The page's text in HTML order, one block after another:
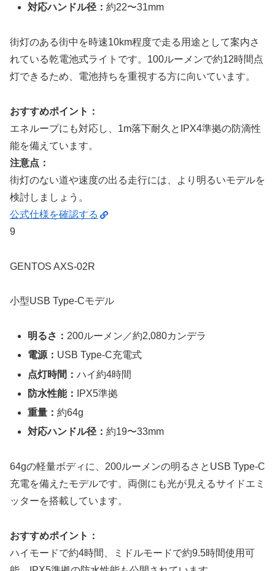
対応ハンドル径：約22〜31mm
街灯のある街中を時速10km程度で走る用途として案内さ
れている乾電池式ライトです。100ルーメンで約12時間点
灯できるため、電池持ちを重視する方に向いています。
おすすめポイント：
エネループにも対応し、1m落下耐久とIPX4準拠の防滴性
能を備えています。
注意点：
街灯のない道や速度の出る走行には、より明るいモデルを
検討しましょう。
公式仕様を確認する
9
GENTOS AXS-02R
小型USB Type-Cモデル
明るさ： 200ルーメン／約2,080カンデラ
電源： USB Type-C充電式
点灯時間：ハイ約4時間
防水性能：
IPX5準拠
重量：約64g
対応ハンドル径：約19〜33mm
64gの軽量ボディに、200ルーメンの明るさとUSB Type-C
充電を備えたモデルです。両側にも光が見えるサイドエミ
ッターを搭載しています。
おすすめポイント：
ハイモードで約4時間、ミドルモードで約9.5時間使用可